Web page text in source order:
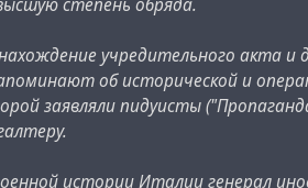
степень обряда.
учредительного акта и
об исторической и
заявляли пидуисты
истории Италии генерал